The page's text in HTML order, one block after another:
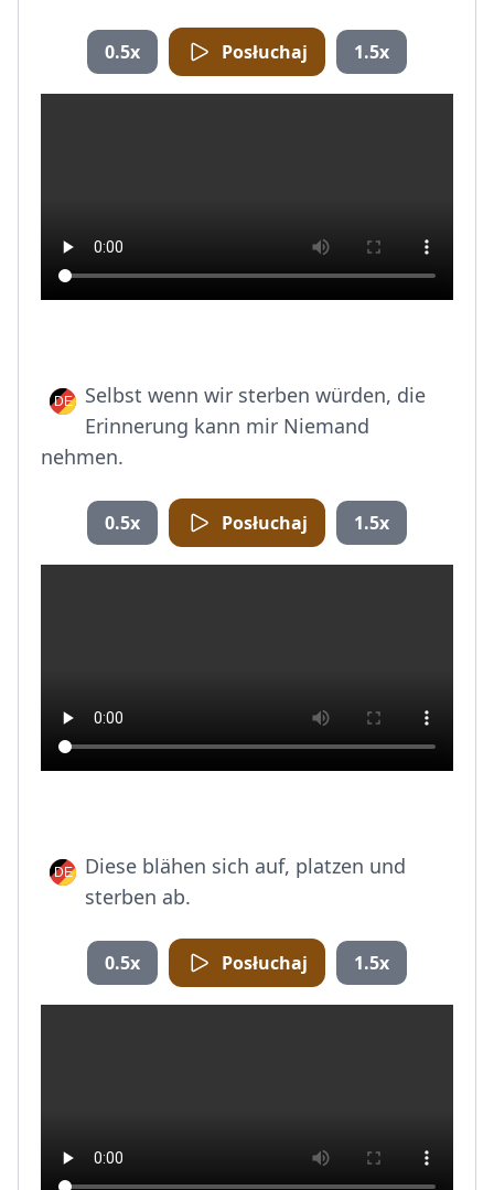
0.5x Posłuchaj 1.5x
Selbst wenn wir sterben würden, die
Erinnerung kann mir Niemand
nehmen.
0.5x Posłuchaj 1.5x
Diese blähen sich auf, platzen und
sterben ab.
0.5x Posłuchaj 1.5x